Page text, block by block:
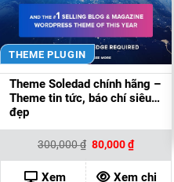
THEME PLUGIN
Theme Soledad chính hãng –
Theme tin tức, báo chí siêu
đẹp
300,000₫ Giá
gốc
là:
300,000 ₫.
80,000₫Giá
hiện
tại
là:
Xem
Xem chi